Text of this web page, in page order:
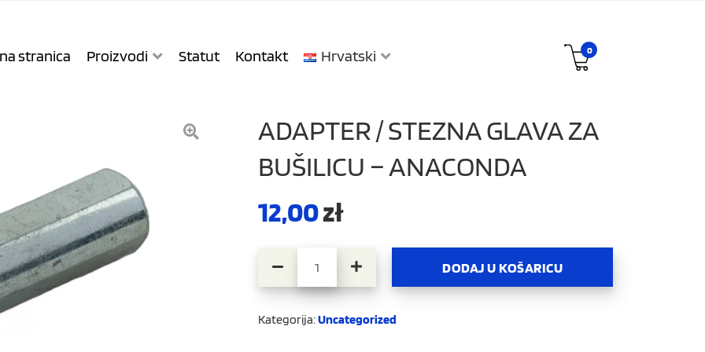
stranica Proizvodi Statut Kontakt Hrvatski 0
ADAPTER / STEZNA GLAVA ZA
BUŠILICU – ANACONDA
12,00zł
Adapter / stezna glava za bušilicu – Anaconda količina
DODAJ U KOŠARICU
Kategorija:Uncategorized